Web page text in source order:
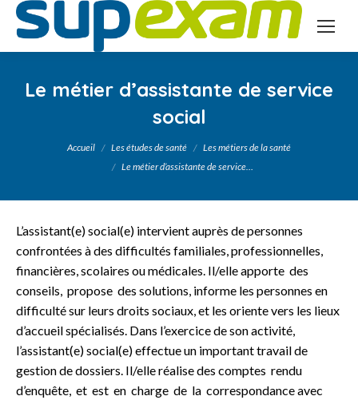
Le métier d’assistante de service
social
Accueil Les études de santé
Les métiers de la santé
Le métier d’assistante de service…
L’assistant(e) social(e) intervient auprès de personnes
confrontées à des difficultés familiales, professionnelles,
financières, scolaires ou médicales. Il/elle apporte des
conseils, propose des solutions, informe les personnes en
difficulté sur leurs droits sociaux, et les oriente vers les lieux
d’accueil spécialisés. Dans l’exercice de son activité,
l’assistant(e) social(e) effectue un important travail de
gestion de dossiers. Il/elle réalise des comptes rendu
d’enquête, et est en charge de la correspondance avec